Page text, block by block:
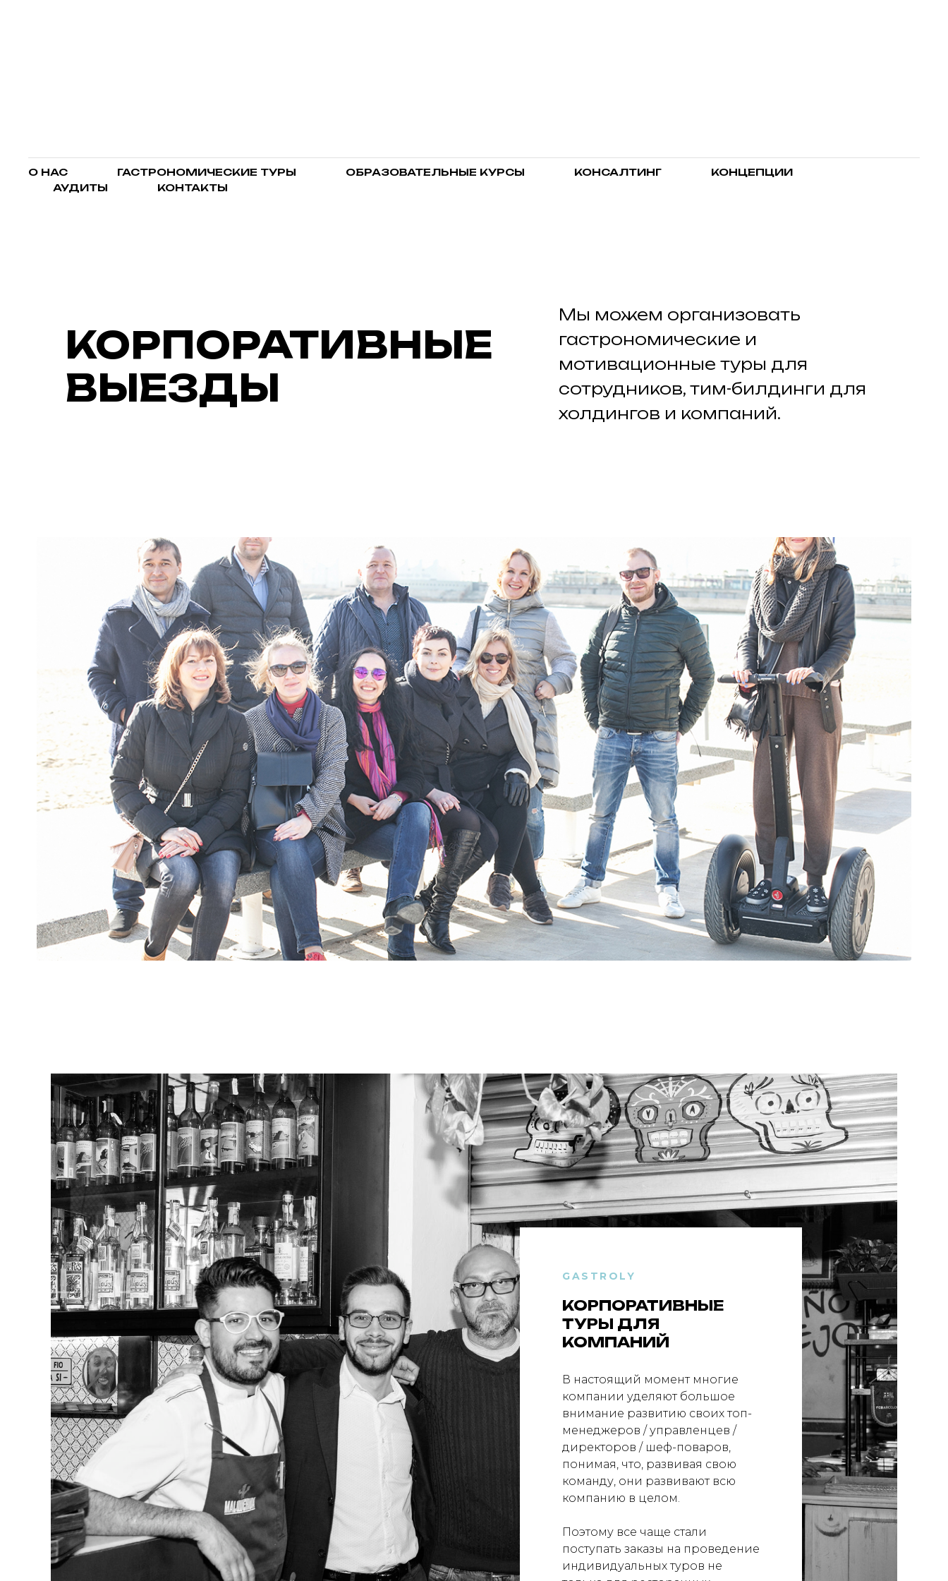
О НАС ГАСТРОНОМИЧЕСКИЕ ТУРЫ ОБРАЗОВАТЕЛЬНЫЕ КУРСЫ КОНСАЛТИНГ
КОНЦЕПЦИИ
АУДИТЫ
КОНТАКТЫ
КОРПОРАТИВНЫЕ
ВЫЕЗДЫ
Мы можем организовать
гастрономические и
мотивационные туры для
сотрудников, тим-билдинги для
холдингов и компаний.
GASTROLY
КОРПОРАТИВНЫЕ
ТУРЫ ДЛЯ
КОМПАНИЙ
В настоящий момент многие
компании уделяют большое
внимание развитию своих топ-
менеджеров / управленцев /
директоров / шеф-поваров,
понимая, что, развивая свою
команду, они развивают всю
компанию в целом.
Поэтому все чаще стали
поступать заказы на проведение
индивидуальных туров не